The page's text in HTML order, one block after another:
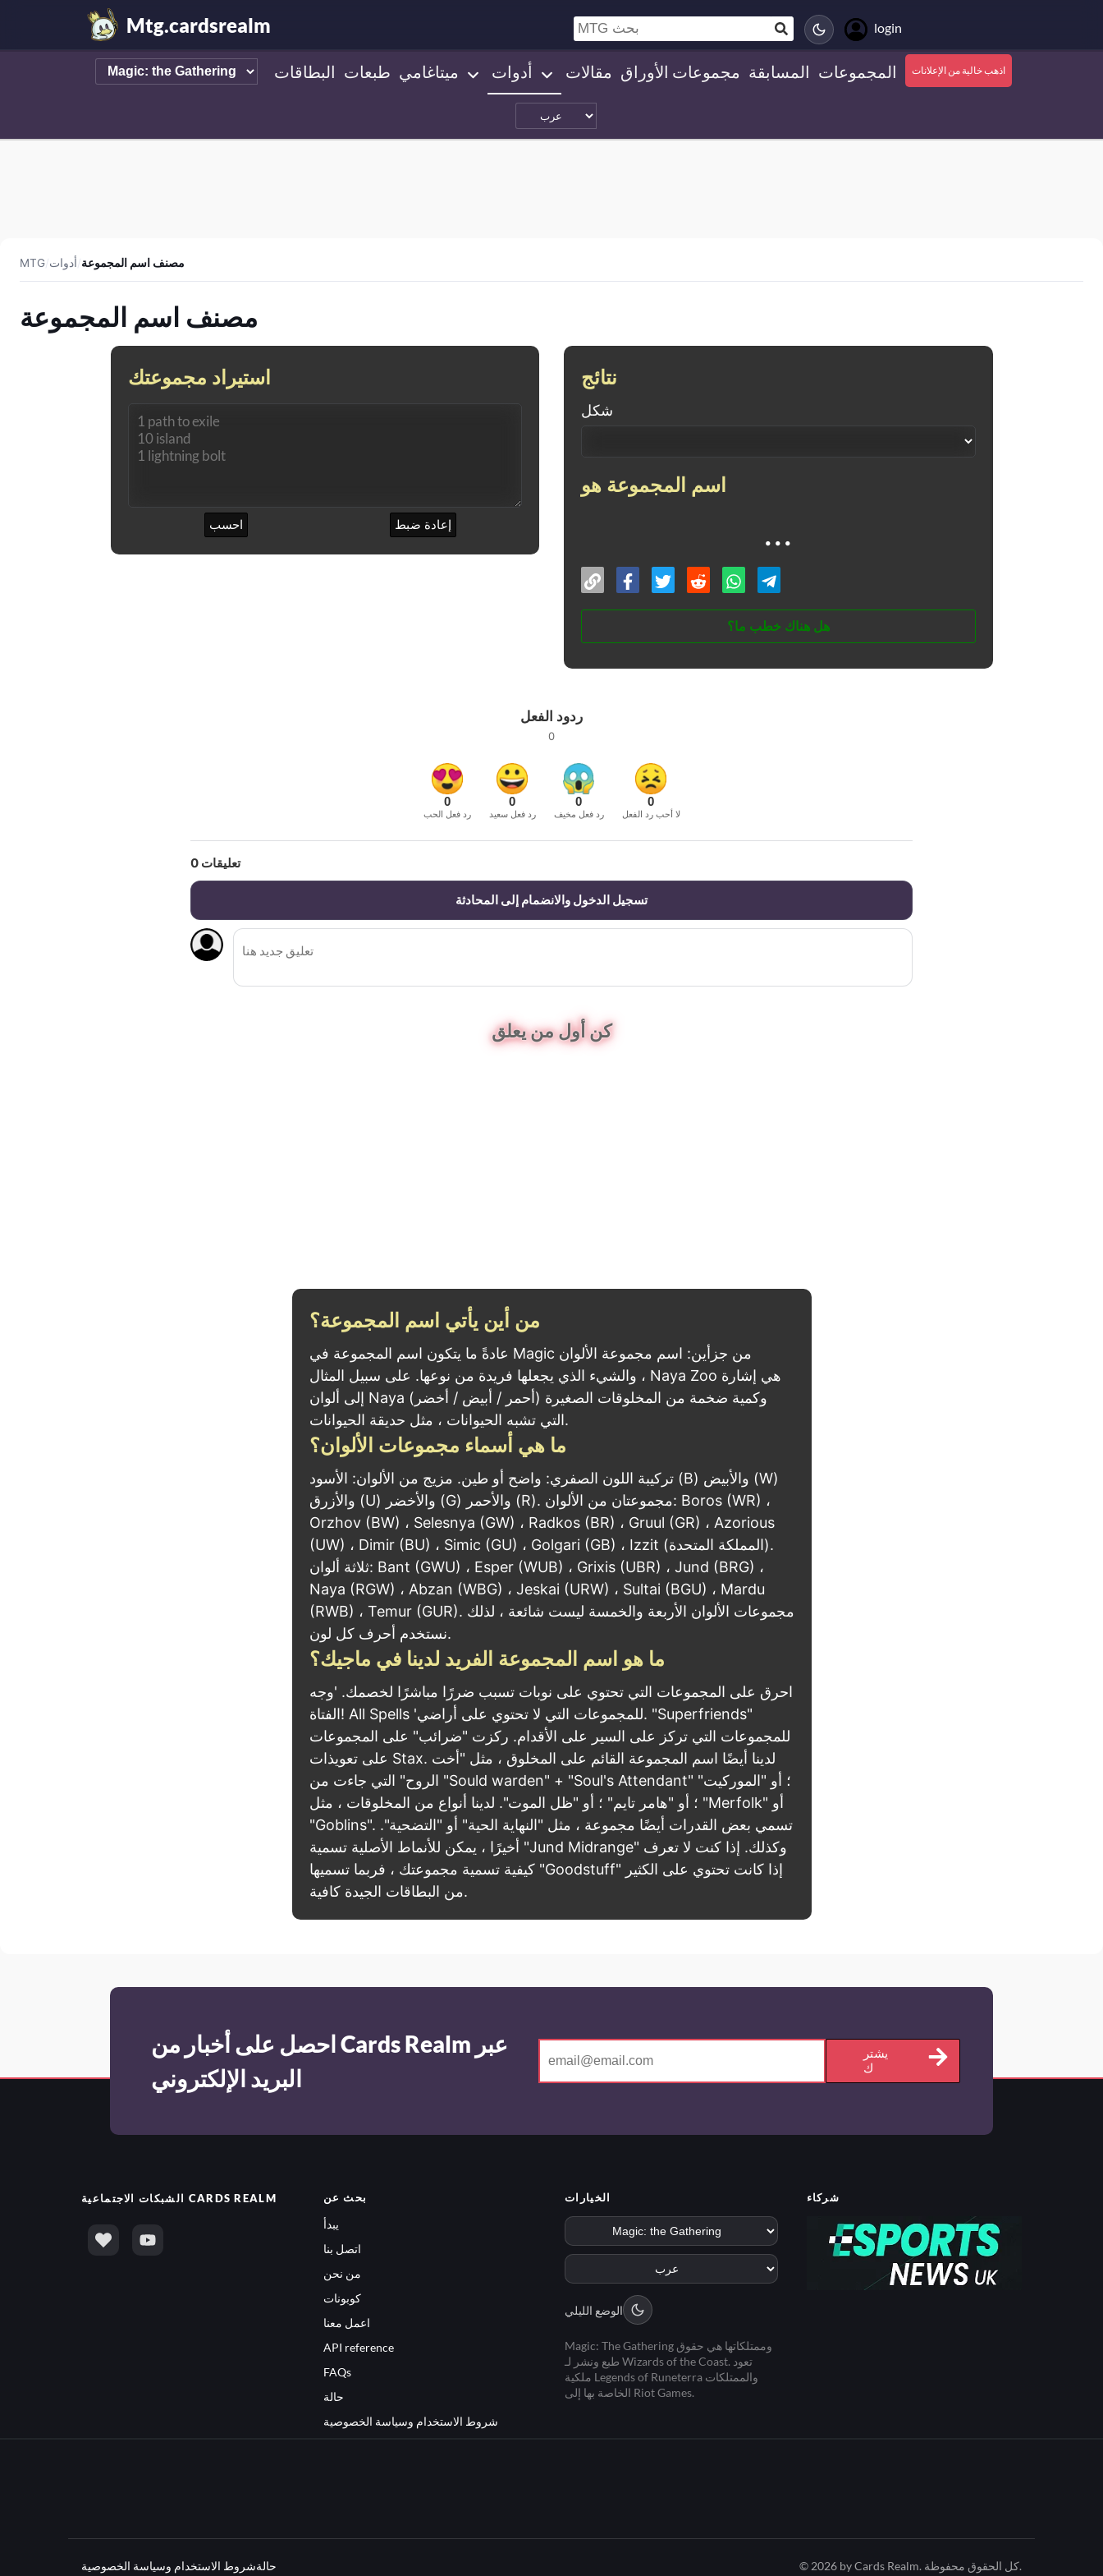
Mtg.cardsrealm login
البطاقات طبعات ميتاغامي أدوات مقالات مجموعات الأوراق المسابقة المجموعات اذهب خالية من الإعلانات
MTG/أدوات/مصنف اسم المجموعة
مصنف اسم المجموعة
استيراد مجموعتك
احسب إعادة ضبط
نتائج
شكل
اسم المجموعة هو
...
هل هناك خطب ما؟
ردود الفعل
0
0
رد فعل الحب
0
رد فعل سعيد
0
رد فعل مخيف
0
لا أحب رد الفعل
0 تعليقات
تسجيل الدخول والانضمام إلى المحادثة
كن أول من يعلق
من أين يأتي اسم المجموعة؟
عادةً ما يتكون اسم المجموعة في Magic من جزأين: اسم مجموعة الألوان
والشيء الذي يجعلها فريدة من نوعها. على سبيل المثال ، Naya Zoo هي إشارة
إلى ألوان Naya (أحمر / أبيض / أخضر) وكمية ضخمة من المخلوقات الصغيرة
ما هي أسماء مجموعات الألوان؟
تركيبة اللون الصفري: واضح أو طين. مزيج من الألوان: الأسود (B) والأبيض (W)
والأزرق (U) والأخضر (G) والأحمر (R). مجموعتان من الألوان: Boros (WR) ،
Orzhov (BW) ، Selesnya (GW) ، Radkos (BR) ، Gruul (GR) ، Azorious
(UW) ، Dimir (BU) ، Simic (GU) ، Golgari (GB) ، Izzit (المملكة المتحدة).
ثلاثة ألوان: Bant (GWU) ، Esper (WUB) ، Grixis (UBR) ، Jund (BRG) ،
Naya (RGW) ، Abzan (WBG) ، Jeskai (URW) ، Sultai (BGU) ، Mardu
(RWB) ، Temur (GUR). مجموعات الألوان الأربعة والخمسة ليست شائعة ، لذلك
ما هو اسم المجموعة الفريد لدينا في ماجيك؟
احرق على المجموعات التي تحتوي على نوبات تسبب ضررًا مباشرًا لخصمك. 'وجه
الفتاة! All Spells 'للمجموعات التي لا تحتوي على أراضي. "Superfriends"
للمجموعات التي تركز على السير على الأقدام. ركزت "ضرائب" على المجموعات
على تعويذات Stax. لدينا أيضًا اسم المجموعة القائم على المخلوق ، مثل "أخت
الروح" التي جاءت من "Sould warden" + "Soul's Attendant" ؛ أو "الموركيت"
؛ أو "هامر تايم" ؛ أو "ظل الموت". لدينا أنواع من المخلوقات ، مثل "Merfolk" أو
"Goblins". تسمي بعض القدرات أيضًا مجموعة ، مثل "النهاية الحية" أو "التضحية".
أخيرًا ، يمكن للأنماط الأصلية تسمية "Jund Midrange" وكذلك. إذا كنت لا تعرف
كيفية تسمية مجموعتك ، فربما تسميها "Goodstuff" إذا كانت تحتوي على الكثير
احصل على أخبار من Cards Realm عبر
البريد الإلكتروني
يشتر
ك
CARDS REALM بحث عن
يبدأ
اتصل بنا
من نحن
كوبونات
اعمل معنا
API reference
FAQs
حالة
شروط الاستخدام وسياسة الخصوصية
الخيارات
الوضع الليلي
Magic: The Gathering وممتلكاتها هي حقوق
طبع ونشر لـ Wizards of the Coast. تعود
ملكية Legends of Runeterra والممتلكات
الخاصة بها إلى Riot Games.
شركاء
شروط الاستخدام وسياسة الخصوصيةحالة